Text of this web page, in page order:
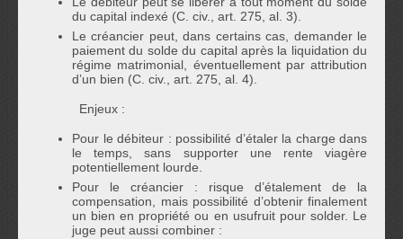
du capital indexé (C. civ., art. 275, al. 3).
Le créancier peut, dans certains cas, demander le
paiement du solde du capital après la liquidation du
régime matrimonial, éventuellement par attribution
d’un bien (C. civ., art. 275, al. 4).
Enjeux :
Pour le débiteur : possibilité d’étaler la charge dans
le temps, sans supporter une rente viagère
potentiellement lourde.
Pour le créancier : risque d’étalement de la
compensation, mais possibilité d’obtenir finalement
un bien en propriété ou en usufruit pour solder. Le
juge peut aussi combiner :